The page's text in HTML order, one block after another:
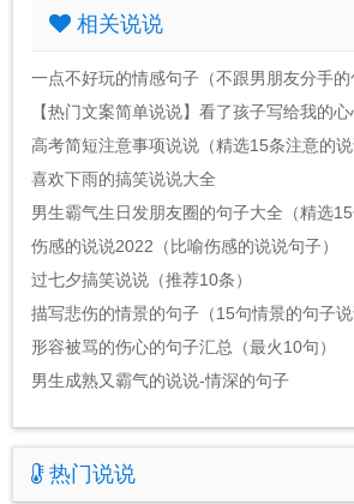
相关说说
一点不好玩的情感句子（不跟男朋友分手的
喜欢下雨的搞笑说说大全
男生霸气生日发朋友圈的句子大全（精选15
伤感的说说2022（比喻伤感的说说句子）
过七夕搞笑说说（推荐10条）
描写悲伤的情景的句子（15句情景的句子说
形容被骂的伤心的句子汇总（最火10句）
男生成熟又霸气的说说-情深的句子
热门说说